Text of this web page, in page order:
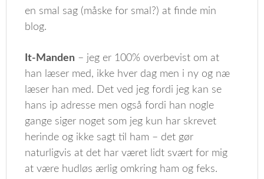
en smal sag (måske for smal?) at finde min
blog.
It-Manden – jeg er 100% overbevist om at
han læser med, ikke hver dag men i ny og næ
læser han med. Det ved jeg fordi jeg kan se
hans ip adresse men også fordi han nogle
gange siger noget som jeg kun har skrevet
herinde og ikke sagt til ham – det gør
naturligvis at det har været lidt svært for mig
at være hudløs ærlig omkring ham og feks.